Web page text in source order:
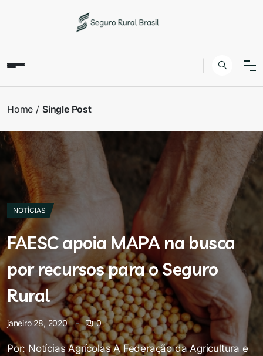
Home Single Post
NOTÍCIAS
FAESC apoia MAPA na busca
por recursos para o Seguro
Rural
janeiro 28, 2020 0
Por: Notícias Agrícolas A Federação da Agricultura e